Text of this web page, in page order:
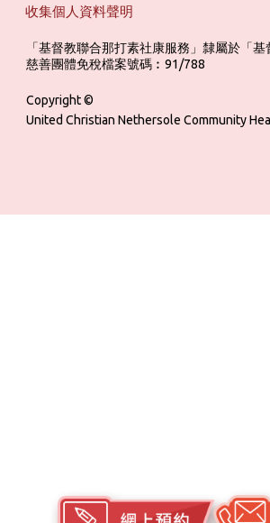
收集個人資料聲明
「基督教聯合那打素社康服務」隸屬於「
慈善團體免稅檔案號碼︰91/788
Copyright ©
United Christian Nethersole Community